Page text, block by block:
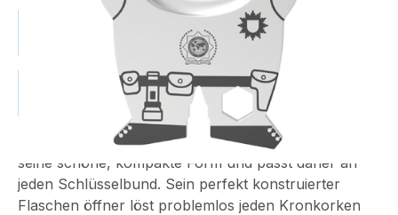
Jetzt anfragen
Zum Anfragekorb hinzufügen
Der sympathische Flaschenöffner überzeugt durch
seine schöne, kompakte Form und passt daher an
jeden Schlüsselbund. Sein perfekt konstruierter
Flaschen öffner löst problemlos jeden Kronkorken